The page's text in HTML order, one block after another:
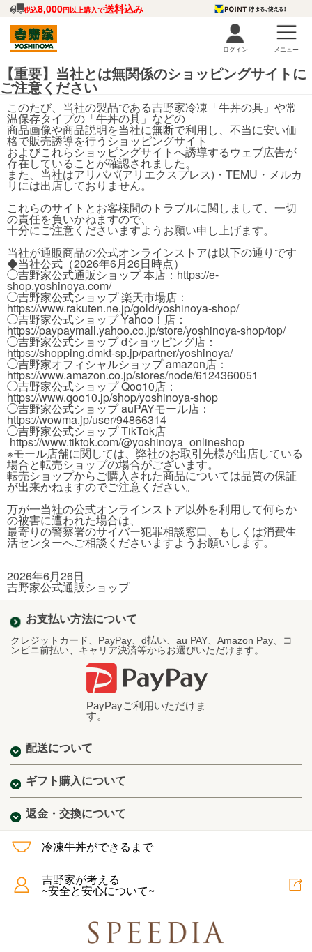
税込8,000円以上購入で送料込み
ログイン メニュー
【重要】当社とは無関係のショッピングサイトに
ご注意ください
このたび、当社の製品である吉野家冷凍「牛丼の具」や常
温保存タイプの「牛丼の具」などの
商品画像や商品説明を当社に無断で利用し、不当に安い価
格で販売誘導を行うショッピングサイト
およびこれらショッピングサイトへ誘導するウェブ広告が
存在していることが確認されました。
また、当社はアリババ(アリエクスプレス)・TEMU・メルカ
リには出店しておりません。
これらのサイトとお客様間のトラブルに関しまして、一切
の責任を負いかねますので、
十分にご注意くださいますようお願い申し上げます。
当社が通販商品の公式オンラインストアは以下の通りです
◆当社公式（2026年6月26日時点）
◯吉野家公式通販ショップ 本店：https://e-
shop.yoshinoya.com/
◯吉野家公式ショップ 楽天市場店：
https://www.rakuten.ne.jp/gold/yoshinoya-shop/
◯吉野家公式ショップ Yahoo！店：
https://paypaymall.yahoo.co.jp/store/yoshinoya-shop/top/
◯吉野家公式ショップ dショッピング店：
https://shopping.dmkt-sp.jp/partner/yoshinoya/
◯吉野家オフィシャルショップ amazon店：
https://www.amazon.co.jp/stores/node/6124360051
◯吉野家公式ショップ Qoo10店：
https://www.qoo10.jp/shop/yoshinoya-shop
◯吉野家公式ショップ auPAYモール店：
https://wowma.jp/user/94866314
◯吉野家公式ショップ TikTok店
https://www.tiktok.com/@yoshinoya_onlineshop
※モール店舗に関しては、弊社のお取引先様が出店している
場合と転売ショップの場合がございます。
転売ショップからご購入された商品については品質の保証
が出来かねますのでご注意ください。
万が一当社の公式オンラインストア以外を利用して何らか
の被害に遭われた場合は、
最寄りの警察署のサイバー犯罪相談窓口、もしくは消費生
活センターへご相談くださいますようお願いします。
2026年6月26日
吉野家公式通販ショップ
お支払い方法について
クレジットカード、PayPay、d払い、au PAY、Amazon Pay、コ
ンビニ前払い、キャリア決済等からお選びいただけます。
PayPayご利用いただけま
す。
配送について
ギフト購入について
返金・交換について
冷凍牛丼ができるまで
吉野家が考える
~安全と安心について~